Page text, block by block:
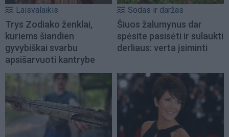
Laisvalaikis
Trys Zodiako ženklai,
kuriems šiandien
gyvybiškai svarbu
apsišarvuoti kantrybe
Sodas ir daržas
Šiuos žalumynus dar
spėsite pasisėti ir sulaukti
derliaus: verta įsiminti